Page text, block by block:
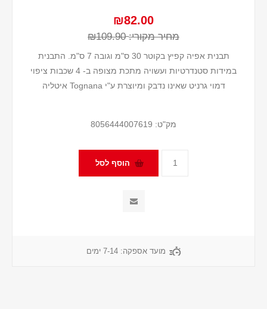
₪82.00
מחיר מקורי: ₪109.90
תבנית אפיה קפיץ בקוטר 30 ס"מ וגובה 7 ס"מ. התבנית
במידות סטנדרטיות ועשויה מתכת מצופה ב- 4 שכבות ציפוי
דמוי גרניט שאינו נדבק ומיוצרת ע"י Tognana איטליה
מק"ט: 8056444007619
מועד אספקה: 7-14 ימים